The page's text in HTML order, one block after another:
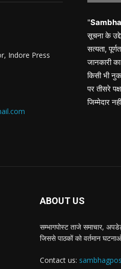
Indore Press
"
सूचना के
सत्यता,
जानकारी
किसी भी
पर तीसरे
जिम्मेदार
ABOUT US
सम्भागपोस्ट ताजे समाचार,
जिससे पाठकों को वर्तमान
Contact us: